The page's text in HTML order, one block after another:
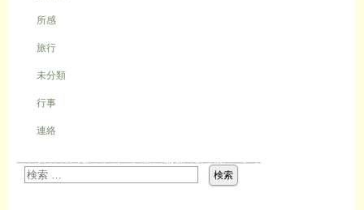
所感
旅行
未分類
行事
連絡